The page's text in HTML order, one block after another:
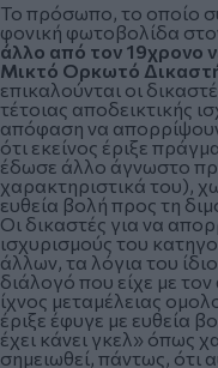
Το πρόσωπο, το οποίο
φονική φωτοβολίδα
άλλο από τον 19χρονο
Μικτό Ορκωτό
επικαλούνται οι
τέτοιας αποδεικτικής
απόφαση να
ότι εκείνος έριξε
έδωσε άλλο άγνωστο
χαρακτηριστικά του),
ευθεία βολή προς τη
Οι δικαστές για να
ισχυρισμούς του
άλλων, τα λόγια του
διάλογό που είχε με
ίχνος μεταμέλειας
έριξε έφυγε με ευθεία
έχει κάνει γκελ» όπως
σημειωθεί, πάντως, ότι